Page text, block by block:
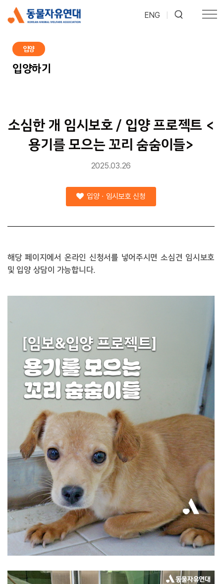
ENG
입양
입양하기
소심한 개 임시보호 / 입양 프로젝트 <
용기를 모으는 꼬리 숨숨이들>
2025.03.26
입양ㆍ임시보호 신청
해당 페이지에서 온라인 신청서를 넣어주시면 소심견 임시보호
및 입양 상담이 가능합니다.